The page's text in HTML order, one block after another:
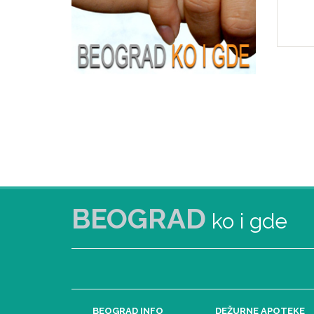
BEOGRAD ko i gde
BEOGRAD INFO DEŽURNE APOTEKE